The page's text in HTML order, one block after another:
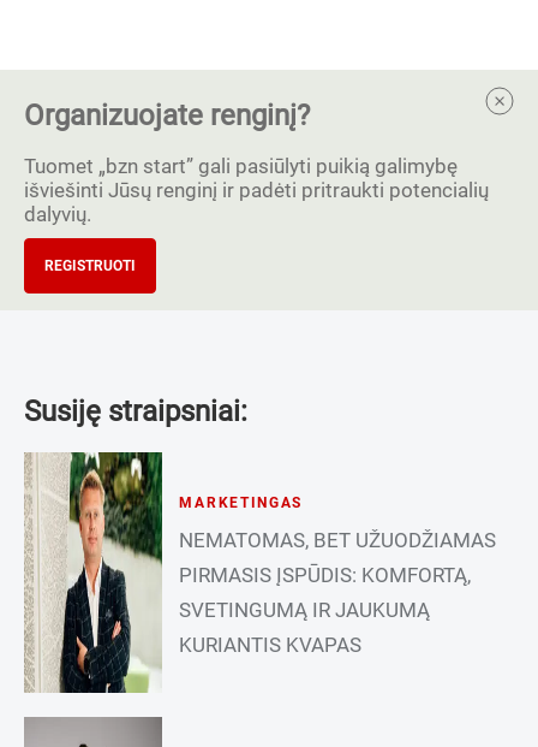
Organizuojate renginį?
Tuomet „bzn start” gali pasiūlyti puikią galimybę
išviešinti Jūsų renginį ir padėti pritraukti potencialių
dalyvių.
REGISTRUOTI
Susiję straipsniai:
MARKETINGAS
NEMATOMAS, BET UŽUODŽIAMAS
PIRMASIS ĮSPŪDIS: KOMFORTĄ,
SVETINGUMĄ IR JAUKUMĄ
KURIANTIS KVAPAS